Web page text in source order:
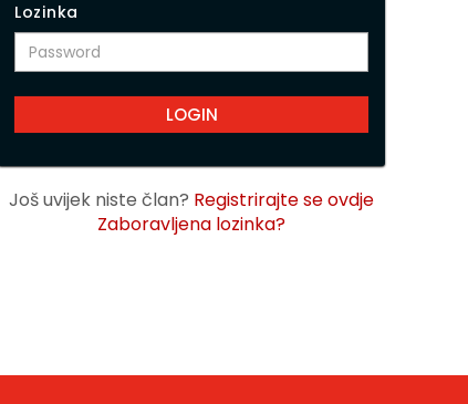
Lozinka
Još uvijek niste član? Registrirajte se ovdje
Zaboravljena lozinka?